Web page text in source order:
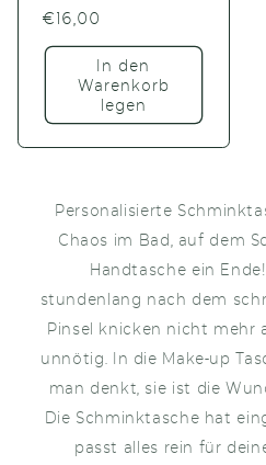
Normaler
Preis
€16,00
In den
Warenkorb
legen
Personalisierte
Chaos im Bad, auf dem
Handtasche ein
stundenlang nach dem
Pinsel knicken nicht mehr
unnötig. In die Make-up
man denkt, sie ist die
Die Schminktasche hat
passt alles rein für